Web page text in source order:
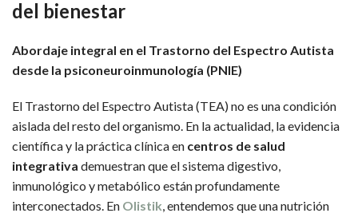
del bienestar
Abordaje integral en el Trastorno del Espectro Autista
desde la psiconeuroinmunología (PNIE)
El Trastorno del Espectro Autista (TEA) no es una condición
aislada del resto del organismo. En la actualidad, la evidencia
científica y la práctica clínica en centros de salud
integrativa demuestran que el sistema digestivo,
inmunológico y metabólico están profundamente
interconectados. En Olistik, entendemos que una nutrición